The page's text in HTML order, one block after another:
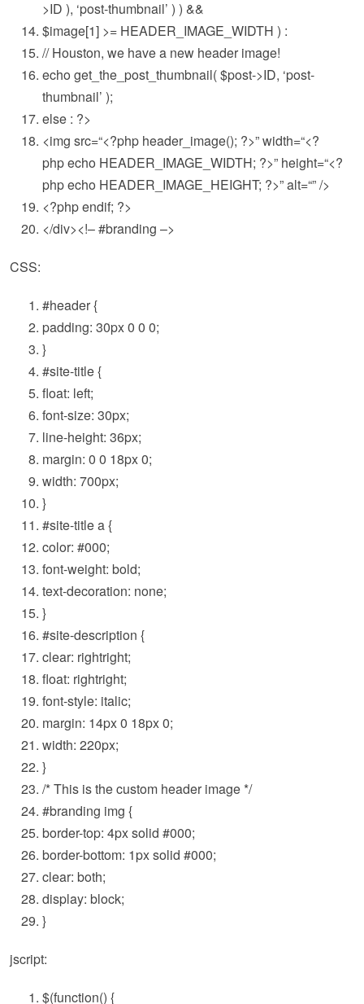
>ID ), ‘post-thumbnail’ ) ) &&
$image[1] >= HEADER_IMAGE_WIDTH ) :
// Houston, we have a new header image!
echo get_the_post_thumbnail($post->ID, ‘post-
thumbnail’ );
else : ?>
<img src=“<?php header_image(); ?>”width=“<?
php echo HEADER_IMAGE_WIDTH; ?>” height=“<?
php echo HEADER_IMAGE_HEIGHT; ?>”alt=“”/>
<?phpendif; ?>
</div><!– #branding –>
CSS:
#header{
padding: 30px0 0 0;
}
#site-title {
float: left;
font-size: 30px;
line-height: 36px;
margin: 0 0 18px0;
width: 700px;
}
#site-title a {
color: #000;
font-weight: bold;
text-decoration: none;
}
#site-description {
clear: rightright;
float: rightright;
font-style: italic;
margin: 14px0 18px0;
width: 220px;
}
/* This is the custom header image */
#branding img {
border-top: 4pxsolid #000;
border-bottom: 1pxsolid #000;
clear: both;
display: block;
}
jscript:
$(function() {